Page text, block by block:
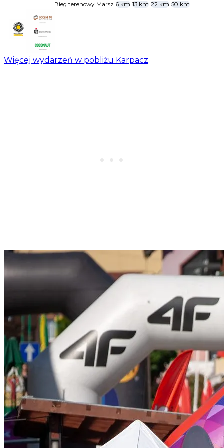
Bieg terenowy Marsz 6 km 13 km 22 km 50 km
Więcej wydarzeń w pobliżu Karpacz